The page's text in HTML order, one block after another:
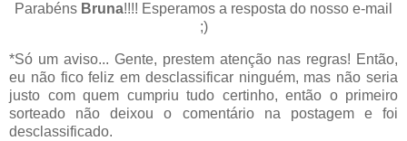
Parabéns Bruna!!!! Esperamos a resposta do nosso e-mail
;)
*Só um aviso... Gente, prestem atenção nas regras! Então,
eu não fico feliz em desclassificar ninguém, mas não seria
justo com quem cumpriu tudo certinho, então o primeiro
sorteado não deixou o comentário na postagem e foi
desclassificado.